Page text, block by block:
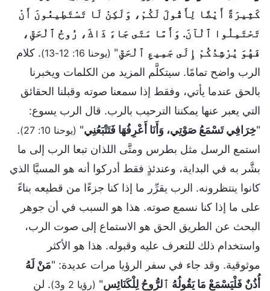
كَثِيرَةً أَيْضًا لِأَقُولَ لَكُمْ، وَلَكِنْ لَا تَسْتَطِيعُونَ أَنْ
تَحْتَمِلُوا ٱلْآنَ. وَأَمَّا مَتَى جَاءَ ذَاكَ، رُوحُ ٱلْحَقِّ،
فَهُوَ يُرْشِدُكُمْ إِلَى جَمِيعِ ٱلْحَقِّ" (يوحنا 16: 12-13)
. كلام
الرب واضح تمامًا. سيتكلَّم المزيد من الكلمات ويخبرنا
بالحق عندما يأتي، وفقط إذا سمعنا صوته وقبلنا الحقائق
التي يعبر عنها يمكننا الترحيب بالرب. قال الرب يسوع:
"خِرَافِي تَسْمَعُ صَوْتِي، وَأَنَا أَعْرِفُهَا فَتَتْبَعُنِي" (يوحنا 10: 27)
.
استمع الرسل مثل بطرس ومتَّى اللذان تبعا الرب إلى ما
بشَّر به في البداية، وعندئذٍ فقط أدركوا أنه هو المسيَّا الذي
كانوا ينتظرونه. الرب يقرِّر ما إذا كنا جزءًا من قطيعه بناءً
على ما إذا كنا نسمع صوته. هذا هو السبب في أن جوهر
البحث عن الطريق الحق هو الاستماع إلى صوت الرب،
واستخدام ذلك للتعرف عليه وقبوله. هذا هو الأكثر
موثوقية. وقد جاء في سفر الرؤيا مرات عديدة: "مَنْ لَهُ
أُذُنٌ فَلْيَسْمَعْ مَا يَقُولُهُ ٱلرُّوحُ لِلْكَنَائِسِ" (رؤيا 2 و3)
. لن